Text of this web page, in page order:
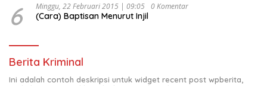
6 Minggu, 22 Februari 2015 | 09:05 0 Komentar
(Cara) Baptisan Menurut Injil
Berita Kriminal
Ini adalah contoh deskripsi untuk widget recent post wpberita,